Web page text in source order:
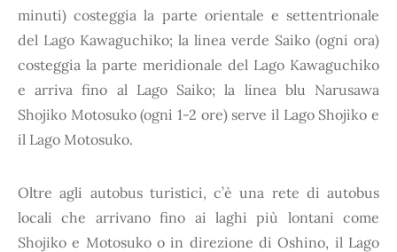
minuti) costeggia la parte orientale e settentrionale
del Lago Kawaguchiko; la linea verde Saiko (ogni ora)
costeggia la parte meridionale del Lago Kawaguchiko
e arriva fino al Lago Saiko; la linea blu Narusawa
Shojiko Motosuko (ogni 1-2 ore) serve il Lago Shojiko e
il Lago Motosuko.
Oltre agli autobus turistici, c’è una rete di autobus
locali che arrivano fino ai laghi più lontani come
Shojiko e Motosuko o in direzione di Oshino, il Lago